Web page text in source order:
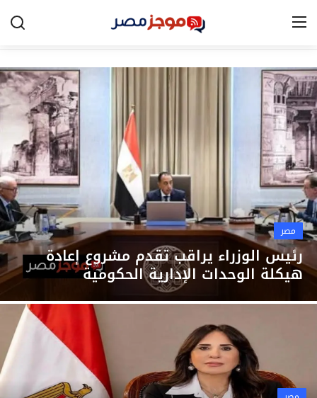
الرئيسية
مصر
الخليج
العالم
الرياضة
اقتصاد
تكنولوجيا
التعليم
منوعات
مصر
رئيس الوزراء يراقب تقدم مشروع إعادة
هيكلة الوحدات الإدارية الحكومية